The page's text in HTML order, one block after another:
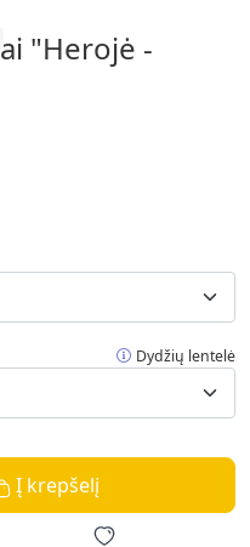
"Herojė -
Dydžių lentelė
Į krepšelį